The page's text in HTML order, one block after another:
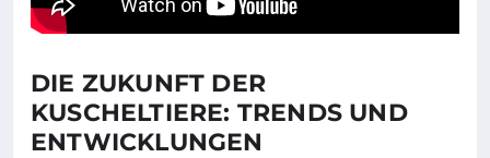
DIE ZUKUNFT DER
KUSCHELTIERE: TRENDS UND
ENTWICKLUNGEN